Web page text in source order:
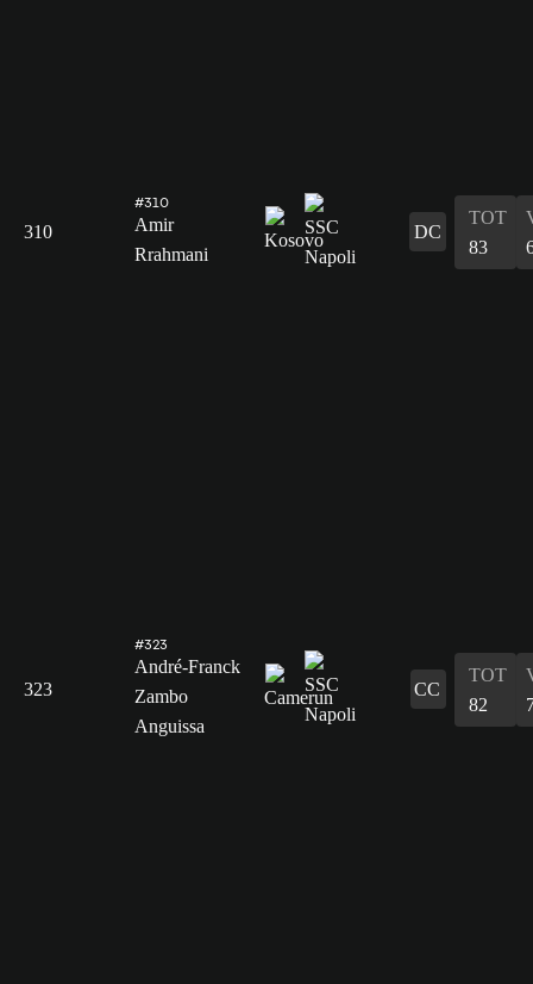
310
#310
Amir
Rrahmani
DC
TOT
83
323
#323
André-Franck
Zambo
Anguissa
CC
TOT
82